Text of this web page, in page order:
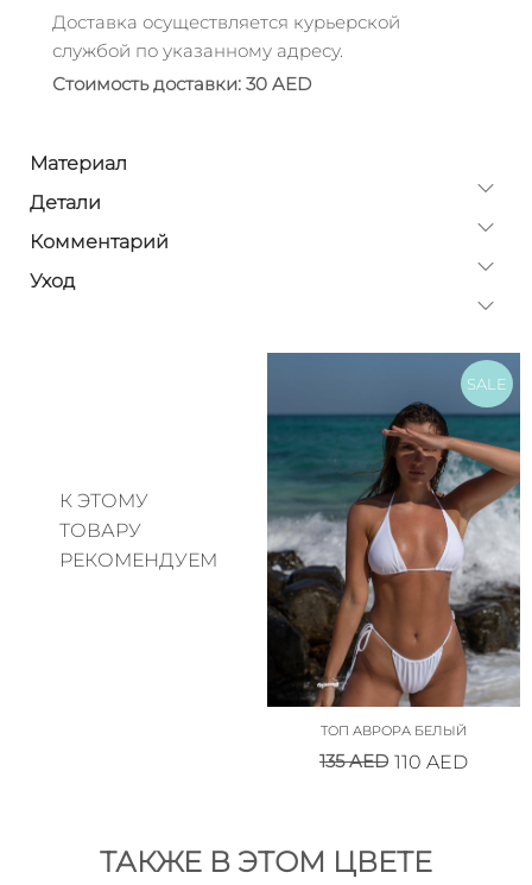
Доставка осуществляется курьерской
службой по указанному адресу.
Стоимость доставки: 30 AED
Материал
Детали
Комментарий
Уход
К ЭТОМУ
ТОВАРУ
РЕКОМЕНДУЕМ
SALE
ТОП АВРОРА БЕЛЫЙ
135AED 110 AED
ТАКЖЕ В ЭТОМ ЦВЕТЕ